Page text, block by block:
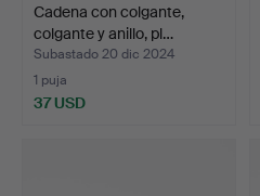
Cadena con colgante,
colgante y anillo, pl…
Subastado 20 dic 2024
1 puja
37 USD